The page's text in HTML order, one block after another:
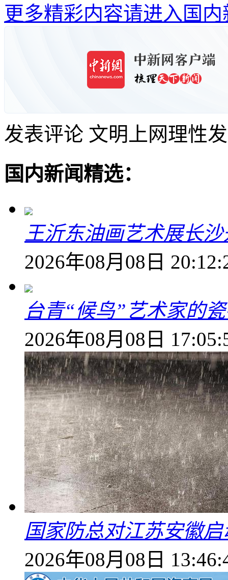
更多精彩内容请进入国内
发表评论 文明上网理性
国内新闻精选：
王沂东油画艺术展长
2026年08月08日
台青“候鸟”艺术家的
2026年08月08日
国家防总对江苏安徽
2026年08月08日